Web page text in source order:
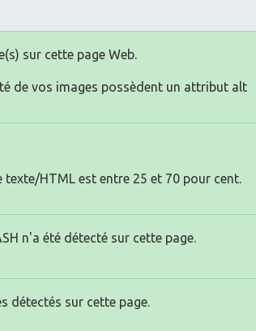
sur cette page Web.
de vos images possèdent un attribut alt
texte/HTML est entre 25 et 70 pour cent.
n'a été détecté sur cette page.
détectés sur cette page.